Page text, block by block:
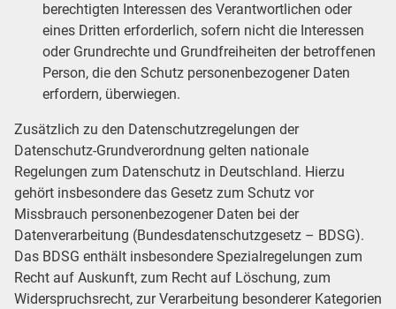
berechtigten Interessen des Verantwortlichen oder
eines Dritten erforderlich, sofern nicht die Interessen
oder Grundrechte und Grundfreiheiten der betroffenen
Person, die den Schutz personenbezogener Daten
erfordern, überwiegen.
Zusätzlich zu den Datenschutzregelungen der
Datenschutz-Grundverordnung gelten nationale
Regelungen zum Datenschutz in Deutschland. Hierzu
gehört insbesondere das Gesetz zum Schutz vor
Missbrauch personenbezogener Daten bei der
Datenverarbeitung (Bundesdatenschutzgesetz – BDSG).
Das BDSG enthält insbesondere Spezialregelungen zum
Recht auf Auskunft, zum Recht auf Löschung, zum
Widerspruchsrecht, zur Verarbeitung besonderer Kategorien